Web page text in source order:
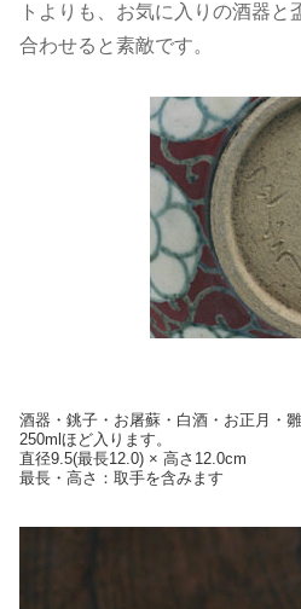
トよりも、お気に入りの酒器
合わせると素敵です。
酒器・銚子・お屠蘇・白酒・お正月・
250mlほど入ります。
直径9.5(最長12.0) × 高さ12.0cm
最長・高さ：取手を含みます